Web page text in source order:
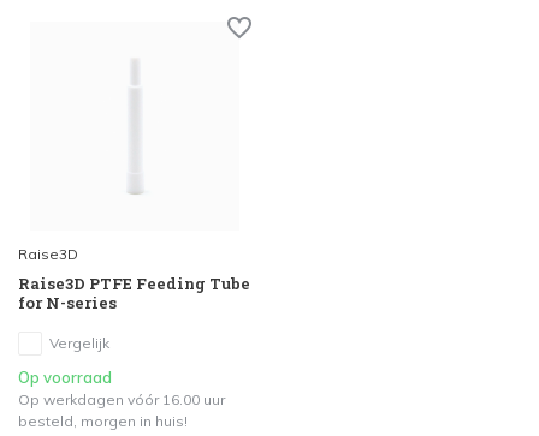
Raise3D
Raise3D PTFE Feeding Tube
for N-series
Vergelijk
Op voorraad
Op werkdagen vóór 16.00 uur
besteld, morgen in huis!